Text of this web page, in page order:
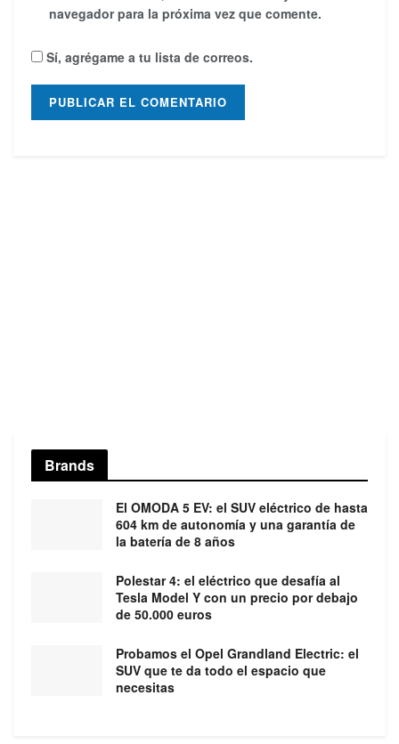
navegador para la próxima vez que comente.
Sí, agrégame a tu lista de correos.
Brands
El OMODA 5 EV: el SUV eléctrico de hasta
604 km de autonomía y una garantía de
la batería de 8 años
Polestar 4: el eléctrico que desafía al
Tesla Model Y con un precio por debajo
de 50.000 euros
Probamos el Opel Grandland Electric: el
SUV que te da todo el espacio que
necesitas